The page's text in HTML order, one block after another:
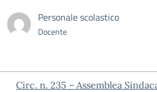
Personale scolastico
Docente
Circ. n. 235 – Assemblea